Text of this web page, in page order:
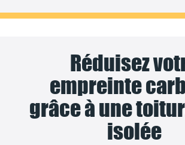
Réduisez
empreinte
grâce à une
isolée